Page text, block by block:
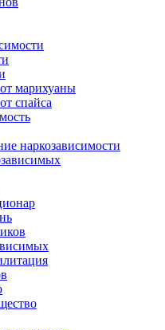
марихуаны
спайса
наркозависимости